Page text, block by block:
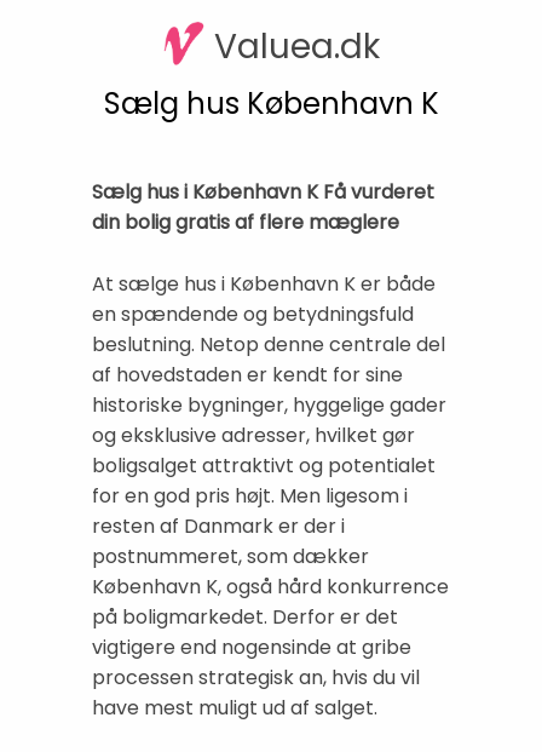
Valuea.dk
Sælg hus København K
Sælg hus i København K Få vurderet
din bolig gratis af flere mæglere
At sælge hus i København K er både
en spændende og betydningsfuld
beslutning. Netop denne centrale del
af hovedstaden er kendt for sine
historiske bygninger, hyggelige gader
og eksklusive adresser, hvilket gør
boligsalget attraktivt og potentialet
for en god pris højt. Men ligesom i
resten af Danmark er der i
postnummeret, som dækker
København K, også hård konkurrence
på boligmarkedet. Derfor er det
vigtigere end nogensinde at gribe
processen strategisk an, hvis du vil
have mest muligt ud af salget.